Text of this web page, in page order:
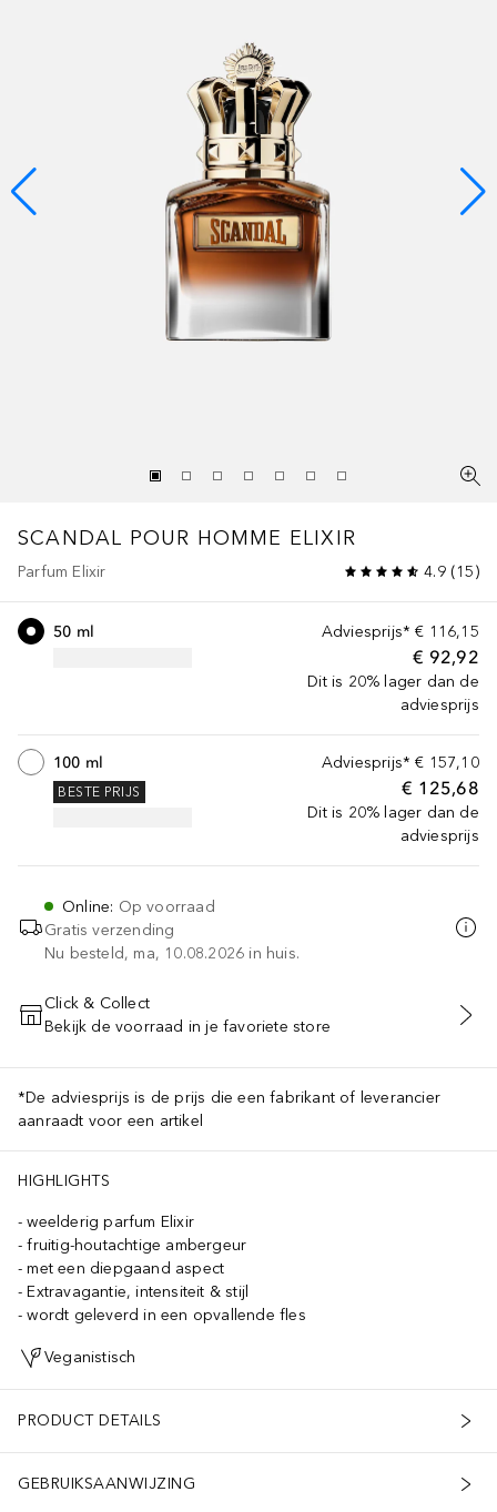
SCANDAL POUR HOMME ELIXIR
Parfum Elixir 4.9(15)
Adviesprijs* € 116,15
€ 92,92
Dit is 20% lager dan de
adviesprijs
50 ml
Adviesprijs* € 157,10
€ 125,68
Dit is 20% lager dan de
adviesprijs
100 ml
BESTE PRIJS
Online: Op voorraad
Gratis verzending
Nu besteld, ma, 10.08.2026 in huis.
VOEG TOE AAN WINKELMANDJE
Click & Collect
Bekijk de voorraad in je favoriete store
*De adviesprijs is de prijs die een fabrikant of leverancier
aanraadt voor een artikel
HIGHLIGHTS
weelderig parfum Elixir
fruitig-houtachtige ambergeur
met een diepgaand aspect
Extravagantie, intensiteit & stijl
wordt geleverd in een opvallende fles
Veganistisch
PRODUCT DETAILS
GEBRUIKSAANWIJZING